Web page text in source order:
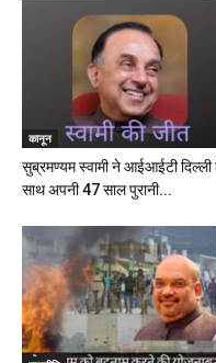
कानून
सुब्रमण्यम स्वामी ने आईआईटी
साथ अपनी 47 साल पुरानी...